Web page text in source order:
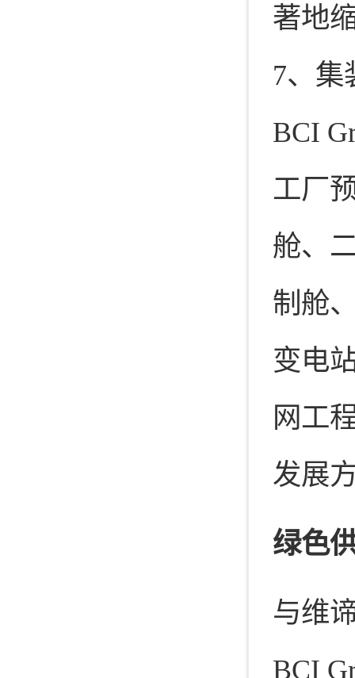
著地
7、集
BCI
工厂
舱、
制舱
变电
网工
发展
绿色
与维
BCI